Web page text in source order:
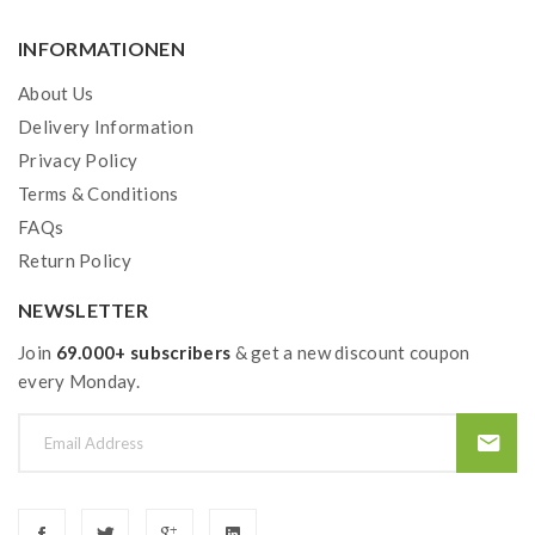
INFORMATIONEN
About Us
Delivery Information
Privacy Policy
Terms & Conditions
FAQs
Return Policy
NEWSLETTER
Join 69.000+ subscribers & get a new discount coupon
every Monday.